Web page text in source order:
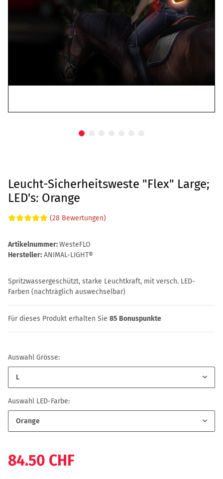
Leucht-Sicherheitsweste "Flex" Large;
LED's: Orange
(28 Bewertungen)
Artikelnummer:WesteFLO
Hersteller: ANIMAL-LIGHT®
Spritzwassergeschützt, starke Leuchtkraft, mit versch. LED-
Farben (nachträglich auswechselbar)
Für dieses Produkt erhalten Sie 85 Bonuspunkte
Auswahl Grösse:
L
Auswahl LED-Farbe:
Orange
84.50 CHF